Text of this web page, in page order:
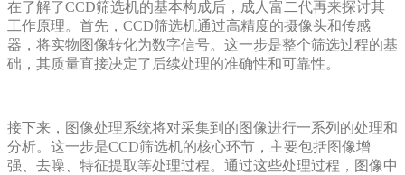
在了解了CCD筛选机的基本构成后，成人富二代再来探讨其
工作原理。首先，CCD筛选机通过高精度的摄像头和传感
器，将实物图像转化为数字信号。这一步是整个筛选过程的基
础，其质量直接决定了后续处理的准确性和可靠性。
接下来，图像处理系统将对采集到的图像进行一系列的处理和
分析。这一步是CCD筛选机的核心环节，主要包括图像增
强、去噪、特征提取等处理过程。通过这些处理过程，图像中